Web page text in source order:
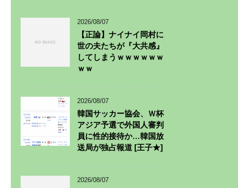
2026/08/07
【正論】ナイナイ岡村に
世の夫たちが『大共感』
してしまうｗｗｗｗｗｗ
ｗｗ
2026/08/07
韓国サッカー協会、Ｗ杯
アジア予選で外国人審判
員に性的接待か…韓国放
送局が独占報道 [王子★]
2026/08/07